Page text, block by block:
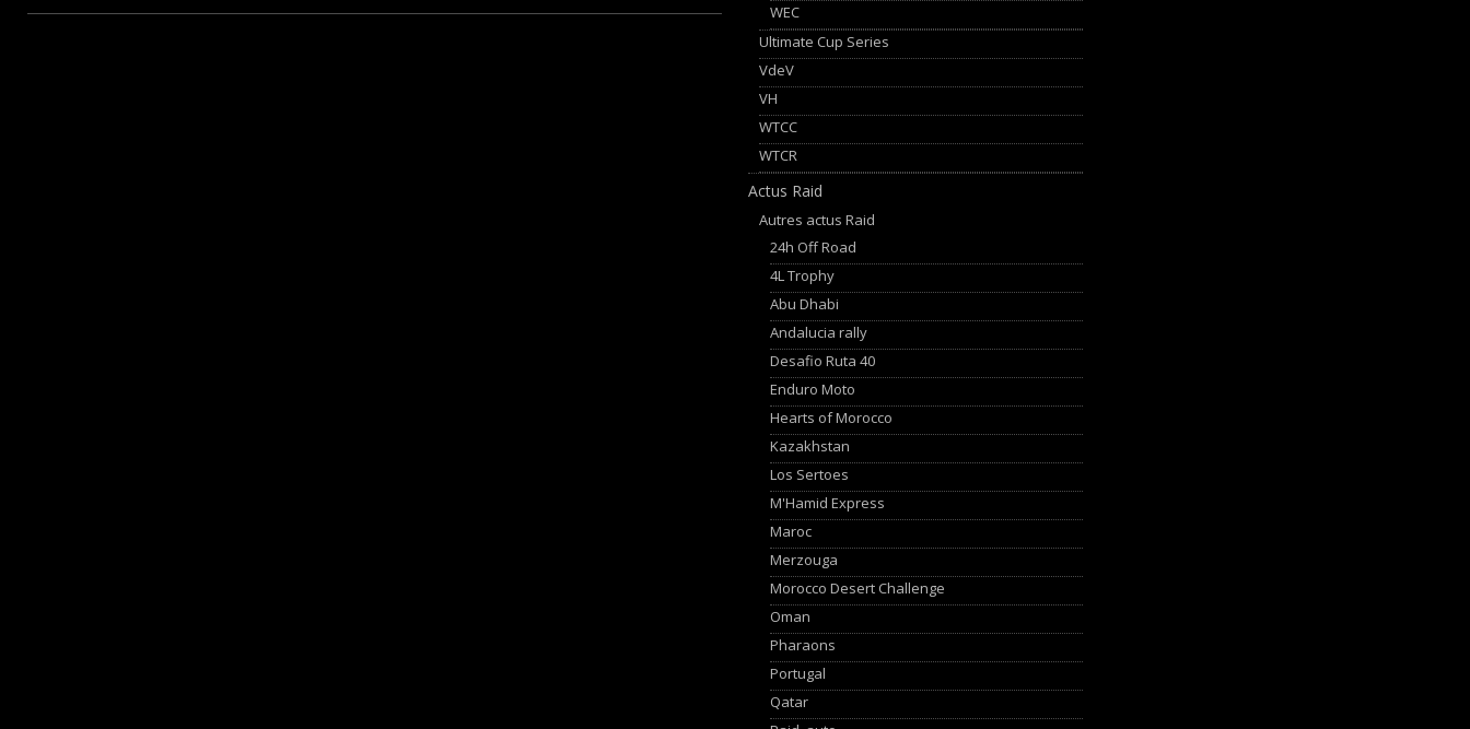
WEC
Ultimate Cup Series
VdeV
VH
WTCC
WTCR
Actus Raid
Autres actus Raid
24h Off Road
4L Trophy
Abu Dhabi
Andalucia rally
Desafio Ruta 40
Enduro Moto
Hearts of Morocco
Kazakhstan
Los Sertoes
M'Hamid Express
Maroc
Merzouga
Morocco Desert Challenge
Oman
Pharaons
Portugal
Qatar